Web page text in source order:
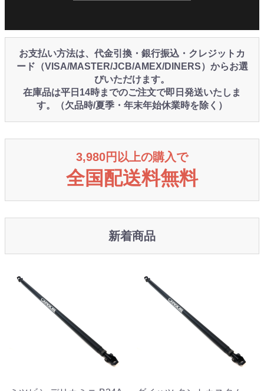
お支払い方法は、代金引換・銀行振込・クレジットカ
ード（VISA/MASTER/JCB/AMEX/DINERS）からお選
びいただけます。
在庫品は平日14時までのご注文で即日発送いたしま
す。（欠品時/夏季・年末年始休業時を除く）
3,980円以上の購入で
全国配送料無料
新着商品